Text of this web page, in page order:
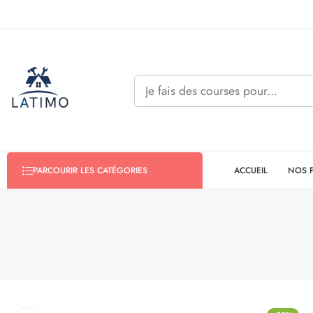
PARCOURIR LES CATÉGORIES ACCUEIL NOS